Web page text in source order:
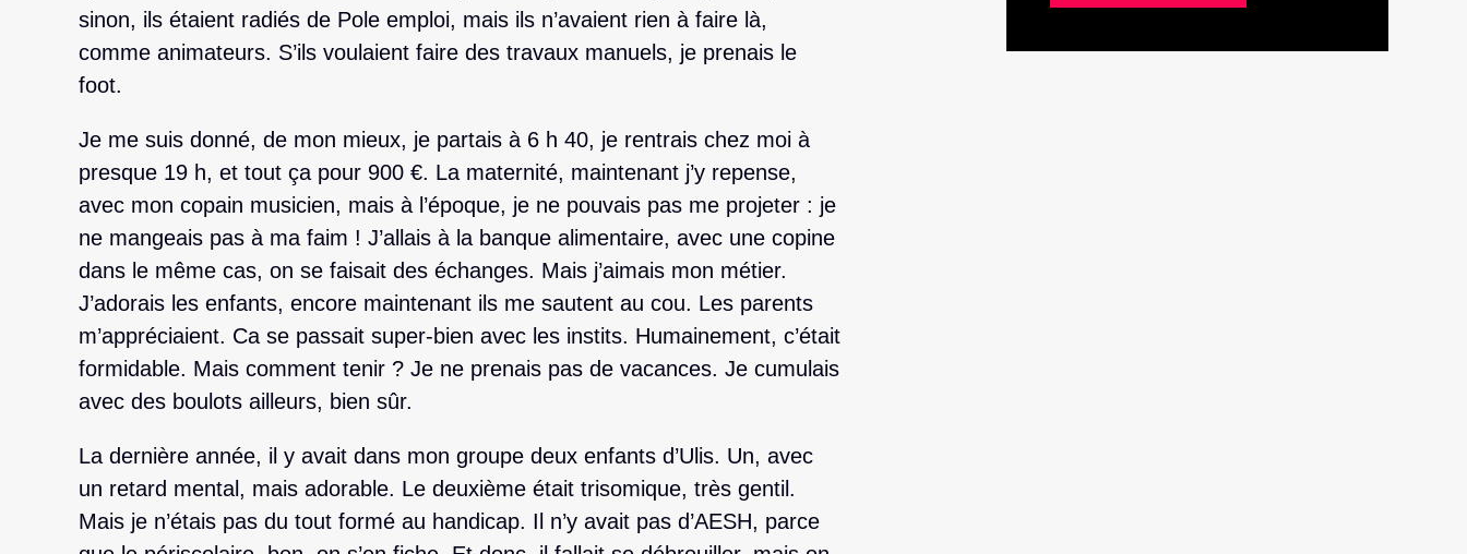
sinon, ils étaient radiés de Pole emploi, mais ils n’avaient rien à faire là,
comme animateurs. S’ils voulaient faire des travaux manuels, je prenais le
foot.
Je me suis donné, de mon mieux, je partais à 6 h 40, je rentrais chez moi à
presque 19 h, et tout ça pour 900 €. La maternité, maintenant j’y repense,
avec mon copain musicien, mais à l’époque, je ne pouvais pas me projeter : je
ne mangeais pas à ma faim ! J’allais à la banque alimentaire, avec une copine
dans le même cas, on se faisait des échanges. Mais j’aimais mon métier.
J’adorais les enfants, encore maintenant ils me sautent au cou. Les parents
m’appréciaient. Ca se passait super-bien avec les instits. Humainement, c’était
formidable. Mais comment tenir ? Je ne prenais pas de vacances. Je cumulais
avec des boulots ailleurs, bien sûr.
La dernière année, il y avait dans mon groupe deux enfants d’Ulis. Un, avec
un retard mental, mais adorable. Le deuxième était trisomique, très gentil.
Mais je n’étais pas du tout formé au handicap. Il n’y avait pas d’AESH, parce